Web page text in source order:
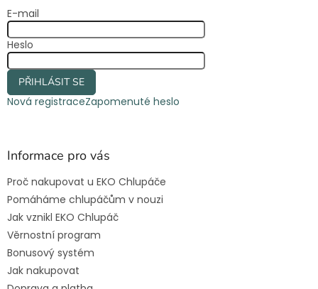
E-mail
Heslo
PŘIHLÁSIT SE
Nová registraceZapomenuté heslo
Informace pro vás
Proč nakupovat u EKO Chlupáče
Pomáháme chlupáčům v nouzi
Jak vznikl EKO Chlupáč
Věrnostní program
Bonusový systém
Jak nakupovat